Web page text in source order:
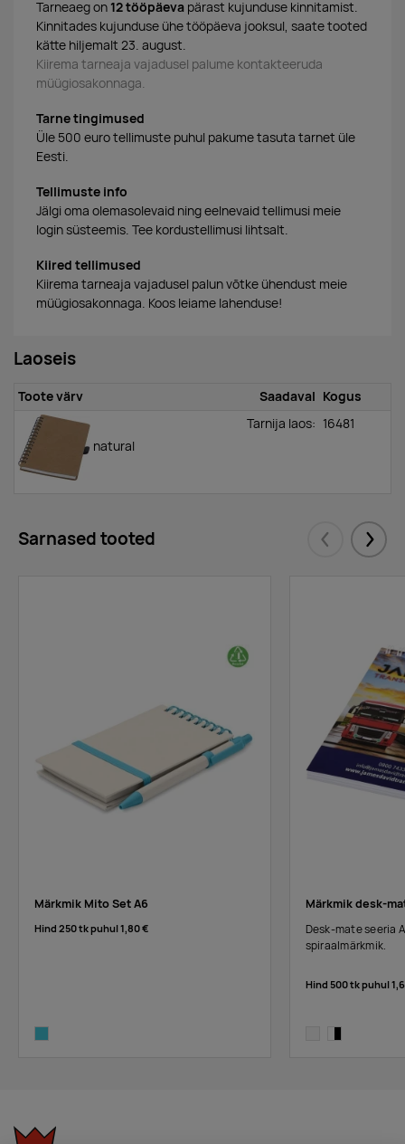
Tarneaeg on 12 tööpäeva pärast kujunduse kinnitamist.
Kinnitades kujunduse ühe tööpäeva jooksul, saate tooted
kätte hiljemalt 23. august.
Kiirema tarneaja vajadusel palume kontakteeruda
müügiosakonnaga.
Tarne tingimused
Üle 500 euro tellimuste puhul pakume tasuta tarnet üle
Eesti.
Tellimuste info
Jälgi oma olemasolevaid ning eelnevaid tellimusi meie
login süsteemis. Tee kordustellimusi lihtsalt.
Kiired tellimused
Kiirema tarneaja vajadusel palun võtke ühendust meie
müügiosakonnaga. Koos leiame lahenduse!
Laoseis
Toote värv Saadaval Kogus
natural
Tarnija laos: 16481
Sarnased tooted Eelmised
Märkmik Mito Set A6
Hind 250 tk puhul1,80 €
Märkmik desk-
Desk-mate seeria
spiraalmärkmik.
Hind 500 tk puhul